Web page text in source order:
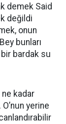
demek Said
değildi
onun
bunları
bir bardak su
ne kadar
yerine